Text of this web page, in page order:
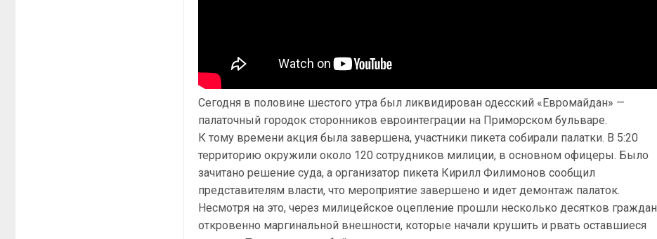
Сегодня в половине шестого утра был ликвидирован одесский «Евромайдан» —
палаточный городок сторонников евроинтеграции на Приморском бульваре.
К тому времени акция была завершена, участники пикета собирали палатки. В 5:20
территорию окружили около 120 сотрудников милиции, в основном офицеры. Было
зачитано решение суда, а организатор пикета Кирилл Филимонов сообщил
представителям власти, что мероприятие завершено и идет демонтаж палаток.
Несмотря на это, через милицейское оцепление прошли несколько десятков граждан
откровенно маргинальной внешности, которые начали крушить и рвать оставшиеся